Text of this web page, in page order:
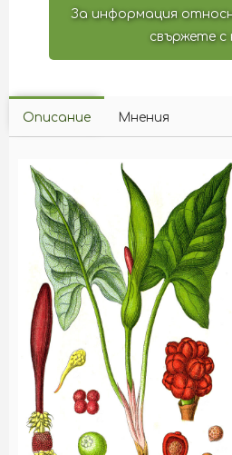
За информация
свържете с
Описание Мнения